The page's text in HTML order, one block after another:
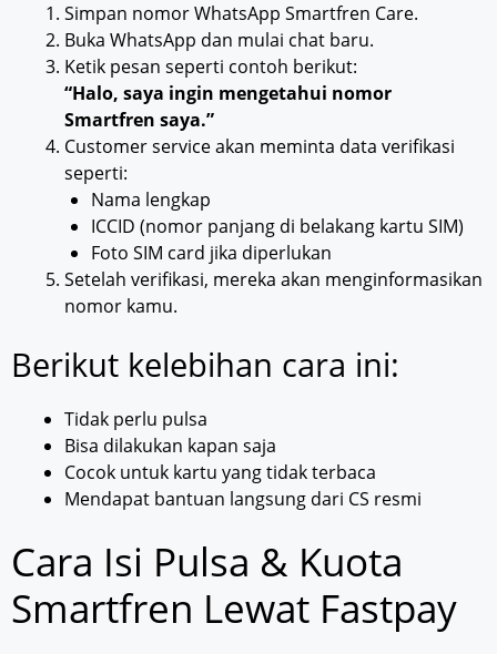
Simpan nomor WhatsApp Smartfren Care.
Buka WhatsApp dan mulai chat baru.
Ketik pesan seperti contoh berikut:
“Halo, saya ingin mengetahui nomor
Smartfren saya.”
Customer service akan meminta data verifikasi
seperti:
Nama lengkap
ICCID (nomor panjang di belakang kartu SIM)
Foto SIM card jika diperlukan
Setelah verifikasi, mereka akan menginformasikan
nomor kamu.
Berikut kelebihan cara ini:
Tidak perlu pulsa
Bisa dilakukan kapan saja
Cocok untuk kartu yang tidak terbaca
Mendapat bantuan langsung dari CS resmi
Cara Isi Pulsa & Kuota
Smartfren Lewat Fastpay